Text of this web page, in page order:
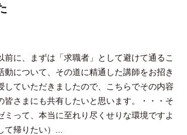
前に、まずは「求職者」として避けて通るこ
動について、その道に精通した講師をお招き
していただきましたので、こちらでその内容
皆さまにも共有したいと思います。・・・そ
ミって、本当に至れり尽くせりな環境ですよ
て帰りたい）...